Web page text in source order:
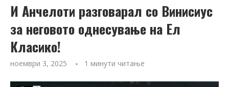
И Анчелоти разговарал со Винисиус
за неговото однесување на Ел
Класико!
ноември 3, 2025 1 минути читање